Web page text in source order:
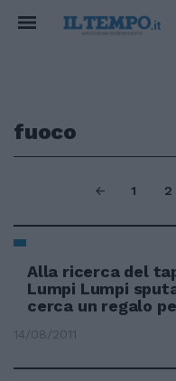
fuoco
1 2
Alla ricerca del
Lumpi Lumpi
cerca un regalo
14/08/2011